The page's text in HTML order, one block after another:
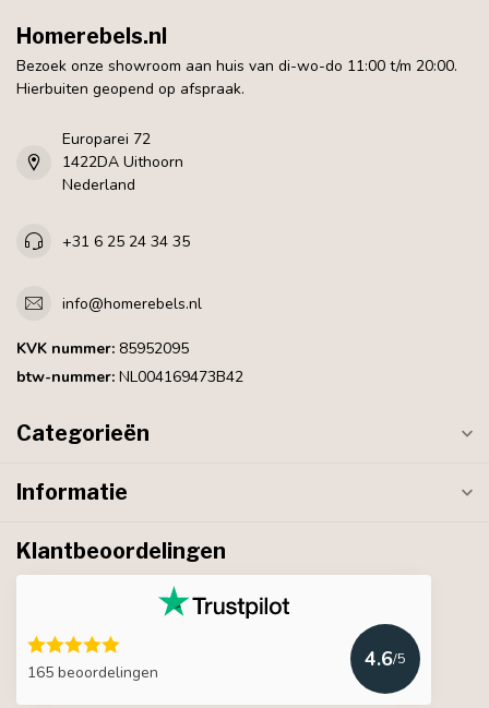
Homerebels.nl
Bezoek onze showroom aan huis van di-wo-do 11:00 t/m 20:00.
Hierbuiten geopend op afspraak.
Europarei 72
1422DA Uithoorn
Nederland
+31 6 25 24 34 35
info@homerebels.nl
KVK nummer: 85952095
btw-nummer: NL004169473B42
Categorieën
Informatie
Klantbeoordelingen
165 beoordelingen
4.6/5